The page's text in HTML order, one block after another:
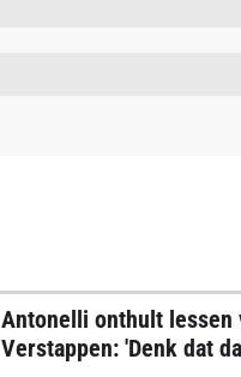
Antonelli onthult lessen
Verstappen: 'Denk dat